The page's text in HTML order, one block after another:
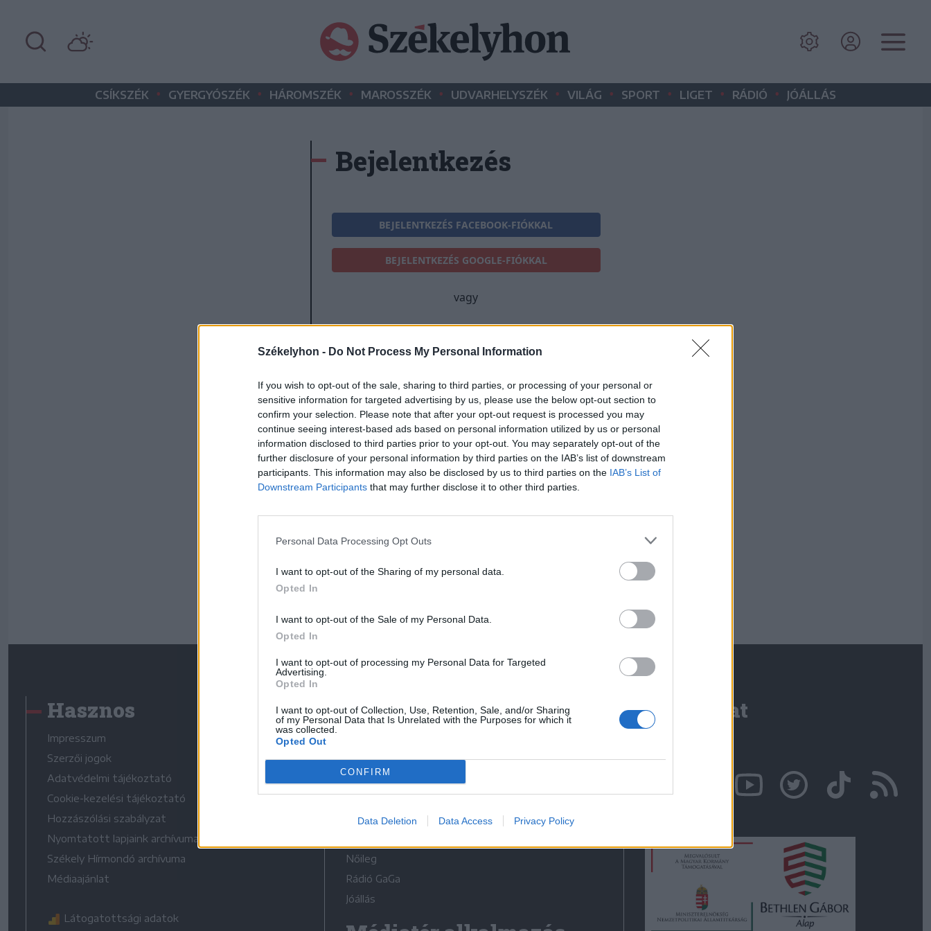
Székelyhon - Do Not Process My Personal Information
If you wish to opt-out of the sale, sharing to third parties, or processing of your personal or
sensitive information for targeted advertising by us, please use the below opt-out section to
confirm your selection. Please note that after your opt-out request is processed you may
continue seeing interest-based ads based on personal information utilized by us or personal
information disclosed to third parties prior to your opt-out. You may separately opt-out of the
further disclosure of your personal information by third parties on the IAB’s list of downstream
participants. This information may also be disclosed by us to third parties on the IAB’s List of
Downstream Participants that may further disclose it to other third parties.
Personal Data Processing Opt Outs
I want to opt-out of the Sharing of my personal data.
Opted In
I want to opt-out of the Sale of my Personal Data.
Opted In
I want to opt-out of processing my Personal Data for Targeted
Advertising.
Opted In
I want to opt-out of Collection, Use, Retention, Sale, and/or Sharing
of my Personal Data that Is Unrelated with the Purposes for which it
was collected.
Opted Out
CONFIRM
Data Deletion Data Access Privacy Policy
CSÍKSZÉK • GYERGYÓSZÉK • HÁROMSZÉK • MAROSSZÉK • UDVARHELYSZÉK • VILÁG • SPORT • LIGET • RÁDIÓ • JÓÁLLÁS
Bejelentkezés
BEJELENTKEZÉS FACEBOOK-FIÓKKAL
BEJELENTKEZÉS GOOGLE-FIÓKKAL
vagy
E-mail-cím
Jelszó
Elfelejtette a jelszavát?
BEJELENTKEZÉS
Hasznos
Impresszum
Szerzői jogok
Adatvédelmi tájékoztató
Cookie-kezelési tájékoztató
Hozzászólási szabályzat
Nyomtatott lapjaink archívuma
Székely Hírmondó archívuma
Médiaajánlat
Látogatottsági adatok
Médiatér
Liget
Krónika
Bihari Napló
Erdélyi Napló
Nőileg
Rádió GaGa
Jóállás
Kapcsolat